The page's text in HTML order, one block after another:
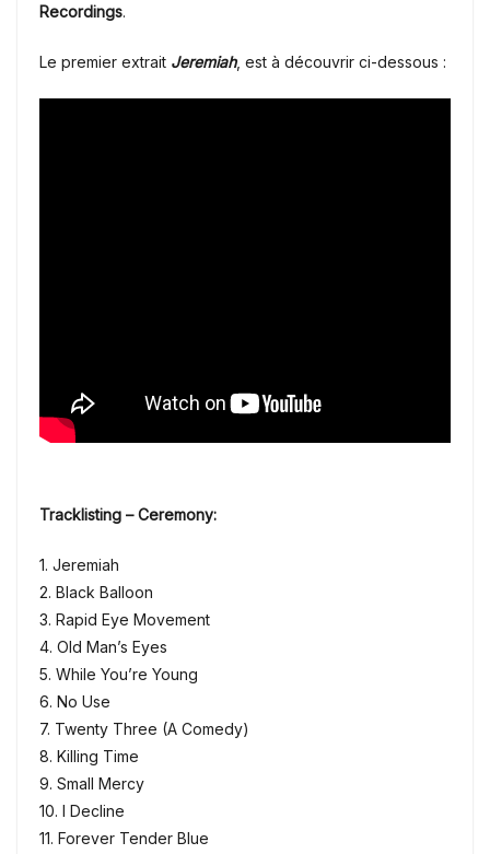
Recordings.
Le premier extrait Jeremiah, est à découvrir ci-dessous :
Tracklisting – Ceremony:
1. Jeremiah
2. Black Balloon
3. Rapid Eye Movement
4. Old Man’s Eyes
5. While You’re Young
6. No Use
7. Twenty Three (A Comedy)
8. Killing Time
9. Small Mercy
10. I Decline
11. Forever Tender Blue